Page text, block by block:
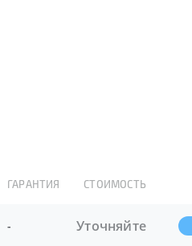
ГАРАНТИЯ СТОИМОСТЬ
- Уточняйте